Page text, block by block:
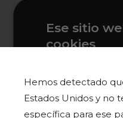
Hemos detectado
Estados Unidos y no
específica para ese
Ese sitio
cookies
mejorar la
utilizar nuestro
todas las